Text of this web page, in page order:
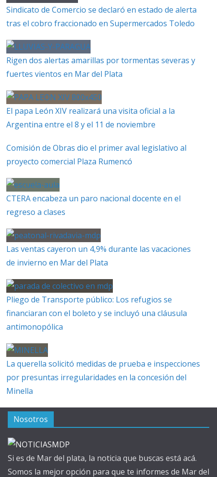
Sindicato de Comercio se declaró en estado de alerta
tras el cobro fraccionado en Supermercados Toledo
Rigen dos alertas amarillas por tormentas severas y
fuertes vientos en Mar del Plata
El papa León XIV realizará una visita oficial a la
Argentina entre el 8 y el 11 de noviembre
Comisión de Obras dio el primer aval legislativo al
proyecto comercial Plaza Rumencó
CTERA encabeza un paro nacional docente en el
regreso a clases
Las ventas cayeron un 4,9% durante las vacaciones
de invierno en Mar del Plata
Pliego de Transporte público: Los refugios se
financiaran con el boleto y se incluyó una cláusula
antimonopólica
La querella solicitó medidas de prueba e inspecciones
por presuntas irregularidades en la concesión del
Minella
Nosotros
Si es de Mar del plata, la noticia que buscas está acá.
Somos la mejor opción para que te informes de Mar del